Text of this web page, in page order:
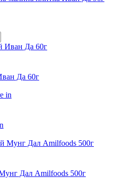
Да 60г
Дал Amilfoods 500г